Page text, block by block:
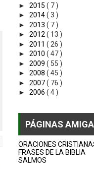
► 2015 ( 7 )
► 2014( 3 )
► 2013 ( 7 )
► 2012 ( 13 )
► 2011 ( 26 )
► 2010 ( 47 )
► 2009 ( 55 )
► 2008 ( 45 )
► 2007( 76 )
► 2006 ( 4 )
PÁGINAS
ORACIONES
FRASES DE LA BIBLIA
SALMOS